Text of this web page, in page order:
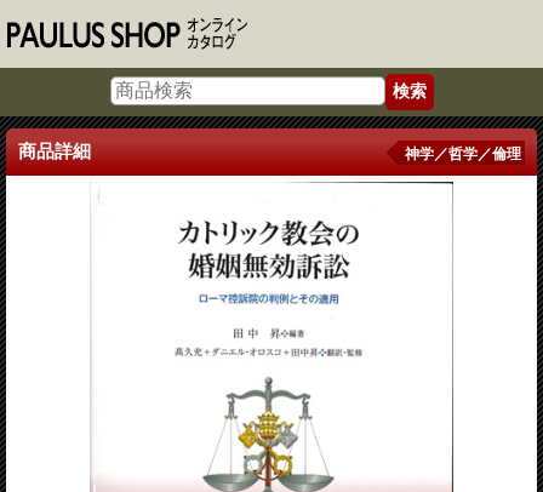
商品詳細 神学／哲学／倫理